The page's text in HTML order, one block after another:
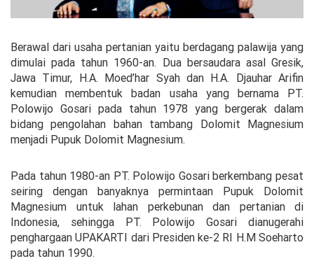
Berawal dari usaha pertanian yaitu berdagang palawija yang
dimulai pada tahun 1960-an. Dua bersaudara asal Gresik,
Jawa Timur, H.A. Moed’har Syah dan H.A. Djauhar Arifin
kemudian membentuk badan usaha yang bernama PT.
Polowijo Gosari pada tahun 1978 yang bergerak dalam
bidang pengolahan bahan tambang Dolomit Magnesium
menjadi Pupuk Dolomit Magnesium.
Pada tahun 1980-an PT. Polowijo Gosari berkembang pesat
seiring dengan banyaknya permintaan Pupuk Dolomit
Magnesium untuk lahan perkebunan dan pertanian di
Indonesia, sehingga PT. Polowijo Gosari dianugerahi
penghargaan UPAKARTI dari Presiden ke-2 RI H.M Soeharto
pada tahun 1990.